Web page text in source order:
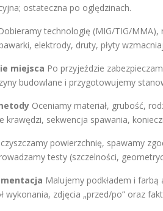
ostateczna po oględzinach.
technologię (MIG/TIG/MMA),
elektrody, druty, płyty
miejsca Po przyjeździe
budowlane i przygotowujemy
Oceniamy materiał, grubość,
krawędzi, sekwencja spawania,
powierzchnię, spawamy
testy (szczelności,
Malujemy podkładem i
wykonania, zdjęcia „przed/po” oraz